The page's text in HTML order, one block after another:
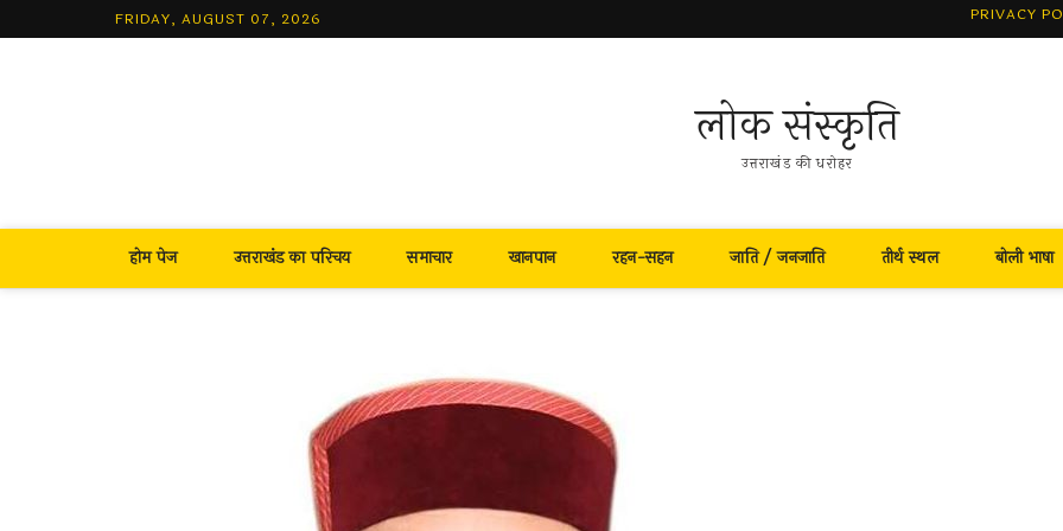
to
FRIDAY, AUGUST 07, 2026 PRIVACY
लोक संस्कृति
उत्तराखंड की धरोहर
होम पेज उत्तराखंड का परिचय समाचार खानपान रहन-सहन जाति / जनजाति तीर्थ स्थल बोली भाषा